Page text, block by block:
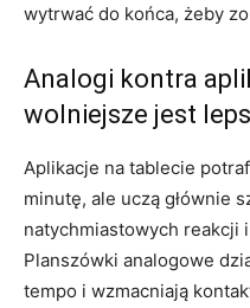
wytrwać do końca, żeby
Analogi kontra
wolniejsze jest
Aplikacje na tablecie
minutę, ale uczą głównie
natychmiastowych reakcji
Planszówki analogowe
tempo i wzmacniają